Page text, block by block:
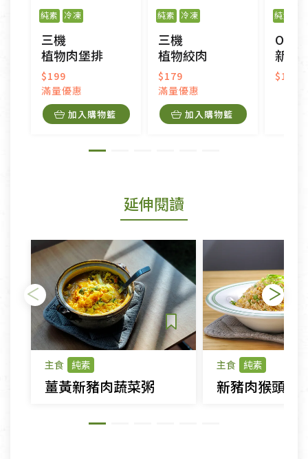
純素 冷凍
三機
植物肉堡排
$199
滿量優惠
加入購物籃
純素 冷凍
三機
植物絞肉
$179
滿量優惠
加入購物籃
純素
新豬
$179
延伸閱讀
主食 純素
薑黃新豬肉蔬菜粥
主食 純素
新豬肉猴頭菇